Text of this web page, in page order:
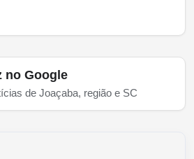
no Google
de Joaçaba, região e SC